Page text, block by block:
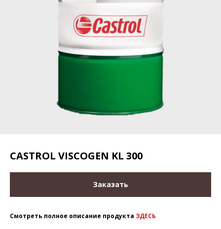
CASTROL VISCOGEN KL 300
Заказать
Смотреть полное описание продукта ЗДЕСЬ